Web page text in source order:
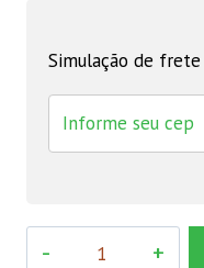
Simulação de frete